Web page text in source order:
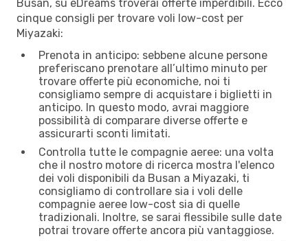
Busan, su eDreams troverai offerte imperdibili. Ecco
cinque consigli per trovare voli low-cost per
Miyazaki:
Prenota in anticipo: sebbene alcune persone
preferiscano prenotare all’ultimo minuto per
trovare offerte più economiche, noi ti
consigliamo sempre di acquistare i biglietti in
anticipo. In questo modo, avrai maggiore
possibilità di comparare diverse offerte e
assicurarti sconti limitati.
Controlla tutte le compagnie aeree: una volta
che il nostro motore di ricerca mostra l'elenco
dei voli disponibili da Busan a Miyazaki, ti
consigliamo di controllare sia i voli delle
compagnie aeree low-cost sia di quelle
tradizionali. Inoltre, se sarai flessibile sulle date
potrai trovare offerte ancora più vantaggiose.